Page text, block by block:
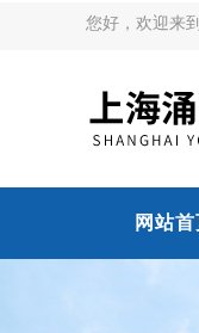
您好，欢迎来
网站首